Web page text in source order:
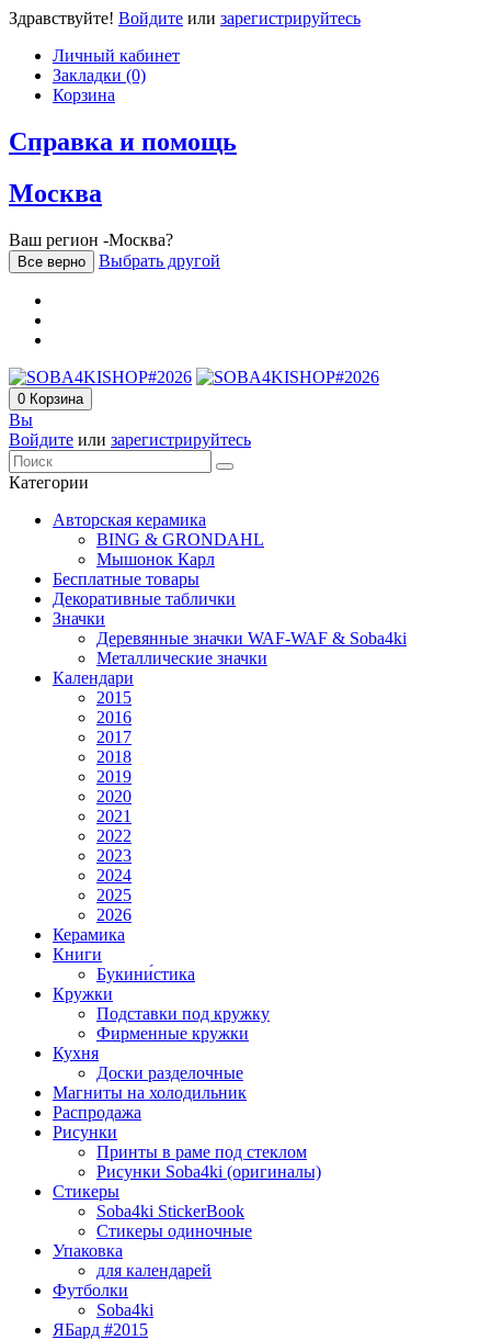
Здравствуйте! Войдите или зарегистрируйтесь
Личный кабинет
Закладки (0)
Корзина
Справка и помощь
Москва
Ваш регион -Москва?
Все верно Выбрать другой
0 Корзина
Вы
Войдите или зарегистрируйтесь
Категории
Авторская керамика
BING & GRONDAHL
Мышонок Карл
Бесплатные товары
Декоративные таблички
Значки
Деревянные значки WAF-WAF & Soba4ki
Металлические значки
Календари
2015
2016
2017
2018
2019
2020
2021
2022
2023
2024
2025
2026
Керамика
Книги
Букини́стика
Кружки
Подставки под кружку
Фирменные кружки
Кухня
Доски разделочные
Магниты на холодильник
Распродажа
Рисунки
Принты в раме под стеклом
Рисунки Soba4ki (оригиналы)
Стикеры
Soba4ki StickerBook
Стикеры одиночные
Упаковка
для календарей
Футболки
Soba4ki
ЯБард #2015